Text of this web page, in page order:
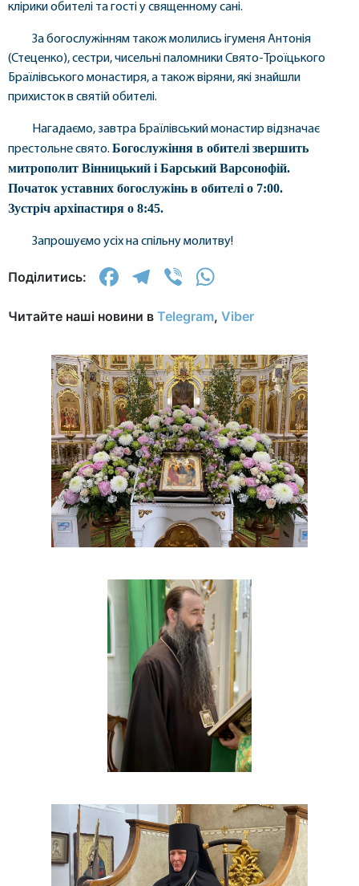
клірики обителі та гості у священному сані.
За богослужінням також молились ігуменя Антонія
(Стеценко), сестри, чисельні паломники Свято-Троїцького
Браїлівського монастиря, а також віряни, які знайшли
прихисток в святій обителі.
Нагадаємо, завтра Браїлівський монастир відзначає
престольне свято. Богослужіння в обителі звершить
митрополит Вінницький і Барський Варсонофій.
Початок уставних богослужінь в обителі о 7:00.
Зустріч архіпастиря о 8:45.
Запрошуємо усіх на спільну молитву!
Поділитись: Facebook
Telegram
Viber
Читайте наші новини в Telegram, Viber